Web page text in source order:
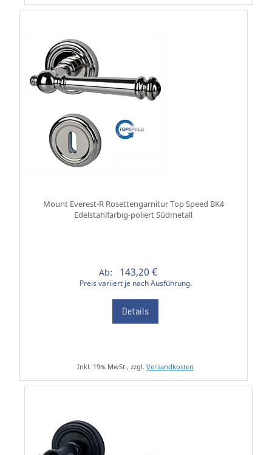
Mount Everest-R Rosettengarnitur Top Speed BK4
Edelstahlfarbig-poliert Südmetall
Ab: 143,20 €
Preis variiert je nach Ausführung.
Details
Inkl. 19% MwSt., zzgl.Versandkosten